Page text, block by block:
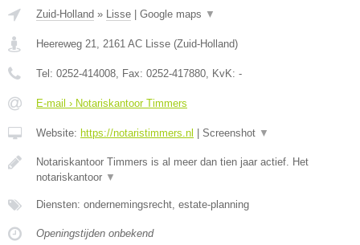
Zuid-Holland » Lisse Google maps ▼
Heereweg 21, 2161 AC Lisse (Zuid-Holland)
Tel: 0252-414008, Fax: 0252-417880, KvK: -
E-mail › Notariskantoor Timmers
Website: https://notaristimmers.nl Screenshot ▼
Notariskantoor Timmers is al meer dan tien jaar actief. Het
notariskantoor ▼
Diensten: ondernemingsrecht, estate-planning
Openingstijden onbekend